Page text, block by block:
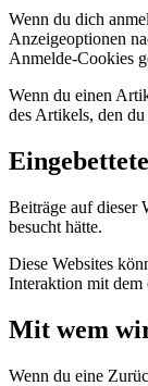
Wenn du dich
Anzeigeoptionen
Anmelde-Cookies
Wenn du einen
des Artikels, den
Beiträge auf dieser
besucht hätte.
Diese Websites
Interaktion mit dem
Mit wem
Wenn du eine